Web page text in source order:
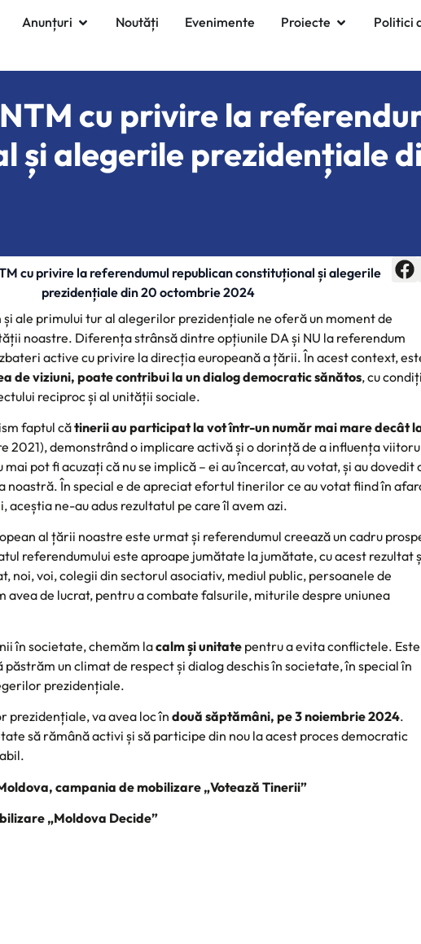
Anunțuri Noutăți Evenimente Proiecte Politici
cu privire la
și alegerile prezidențiale
cu privire la referendumul republican constituțional și alegerile
prezidențiale din 20 octombrie 2024
ale primului tur al alegerilor prezidențiale ne oferă un moment de
noastre. Diferența strânsă dintre opțiunile DA și NU la referendum
active cu privire la direcția europeană a țării. În acest context,
de viziuni, poate contribui la un dialog democratic sănătos, cu
reciproc și al unității sociale.
faptul cătinerii au participat la vot într-un număr mai mare decât
2021), demonstrând o implicare activă și o dorință de a influența
pot fi acuzați că nu se implică – ei au încercat, au votat, și au dovedit
În special e de apreciat efortul tinerilor ce au votat fiind în
ne-au adus rezultatul pe care îl avem azi.
al țării noastre este urmat și referendumul creează un cadru
referendumului este aproape jumătate la jumătate, cu acest rezultat
noi, voi, colegii din sectorul asociativ, mediul public, persoanele de
avea de lucrat, pentru a combate falsurile, miturile despre uniunea
în societate, chemăm lacalm și unitate pentru a evita conflictele. Este
un climat de respect și dialog deschis în societate, în special în
prezidențiale.
prezidențiale, va avea loc în două săptămâni, pe 3 noiembrie 2024.
să rămână activi și să participe din nou la acest proces democratic
campania de mobilizare „Votează Tinerii”
„Moldova Decide”